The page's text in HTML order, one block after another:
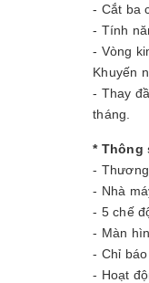
- Cắt ba
- Tính
- Vòng
Khuyến
- Thay
tháng.
* Thông
-
- Nhà
- 5 chế
- Màn
- Chỉ
- Hoạt